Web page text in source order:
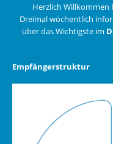
Herzlich Willkommen
Dreimal wöchentlich
über das Wichtigste im
Empfängerstruktur